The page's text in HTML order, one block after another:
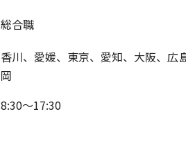
総合職
香川、愛媛、東京、愛知、大阪、広
岡
8:30～17:30